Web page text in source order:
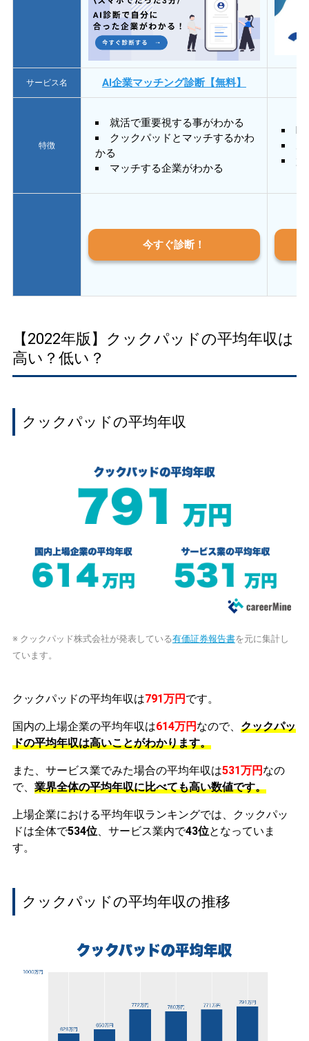
サービス名 AI企業マッチング診断【無料】
特徴
就活で重要視する事がわかる
クックパッドとマッチするかわ
かる
マッチする企業がわかる
質
今すぐ診断！
【2022年版】クックパッドの平均年収は
高い？低い？
クックパッドの平均年収
※ クックパッド株式会社が発表している有価証券報告書を元に集計し
ています。
クックパッドの平均年収は791万円 です。
国内の上場企業の平均年収は614万円 なので、 クックパッ
ドの平均年収は高いことがわかります。
また、サービス業でみた場合の平均年収は531万円 なの
で、 業界全体の平均年収に比べても高い数値です。
上場企業における平均年収ランキングでは、クックパッ
ドは全体で534位、サービス業内で43位となっていま
す。
クックパッドの平均年収の推移